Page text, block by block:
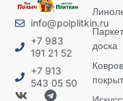
info@polplitkin.ru
+7 983
191 21 52
+7 913
543 05 50
доска